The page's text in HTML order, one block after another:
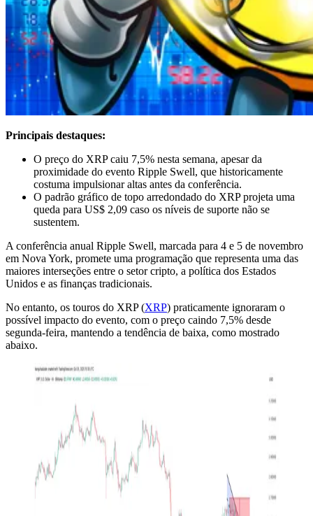
Principais destaques:
O preço do XRP caiu 7,5% nesta semana, apesar da
proximidade do evento Ripple Swell, que historicamente
costuma impulsionar altas antes da conferência.
O padrão gráfico de topo arredondado do XRP projeta uma
queda para US$ 2,09 caso os níveis de suporte não se
sustentem.
A conferência anual Ripple Swell, marcada para 4 e 5 de novembro
em Nova York, promete uma programação que representa uma das
maiores interseções entre o setor cripto, a política dos Estados
Unidos e as finanças tradicionais.
No entanto, os touros do XRP (XRP) praticamente ignoraram o
possível impacto do evento, com o preço caindo 7,5% desde
segunda-feira, mantendo a tendência de baixa, como mostrado
abaixo.